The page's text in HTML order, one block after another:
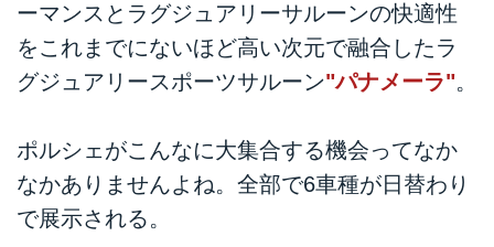
ーマンスとラグジュアリーサルーンの快適性
をこれまでにないほど高い次元で融合したラ
グジュアリースポーツサルーン"パナメーラ"。
ポルシェがこんなに大集合する機会ってなか
なかありませんよね。全部で6車種が日替わり
で展示される。